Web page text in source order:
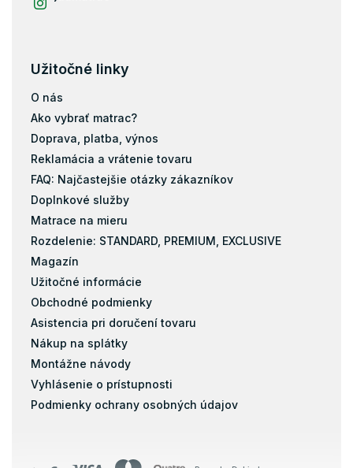
Užitočné linky
O nás
Ako vybrať matrac?
Doprava, platba, výnos
Reklamácia a vrátenie tovaru
FAQ: Najčastejšie otázky zákazníkov
Doplnkové služby
Matrace na mieru
Rozdelenie: STANDARD, PREMIUM, EXCLUSIVE
Magazín
Užitočné informácie
Obchodné podmienky
Asistencia pri doručení tovaru
Nákup na splátky
Montážne návody
Vyhlásenie o prístupnosti
Podmienky ochrany osobných údajov